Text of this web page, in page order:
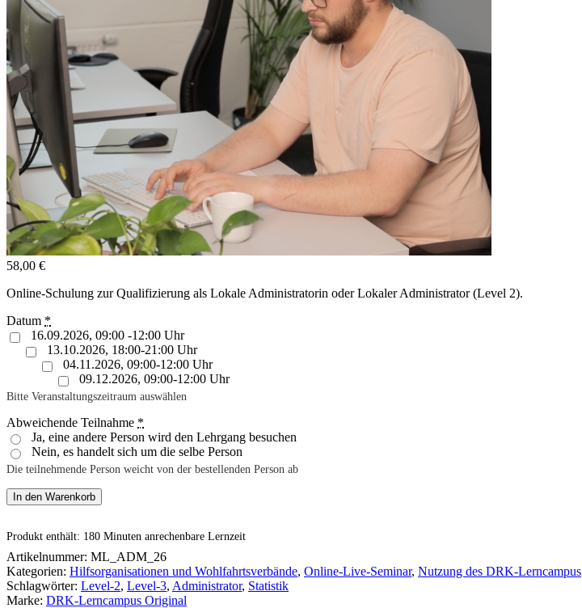
58,00 €
Online-Schulung zur Qualifizierung als Lokale Administratorin oder Lokaler Administrator (Level 2).
Datum *
16.09.2026, 09:00 -12:00 Uhr
13.10.2026, 18:00-21:00 Uhr
04.11.2026, 09:00-12:00 Uhr
09.12.2026, 09:00-12:00 Uhr
Bitte Veranstaltungszeitraum auswählen
Abweichende Teilnahme *
Ja, eine andere Person wird den Lehrgang besuchen
Nein, es handelt sich um die selbe Person
Die teilnehmende Person weicht von der bestellenden Person ab
In den Warenkorb
Produkt enthält: 180 Minuten anrechenbare Lernzeit
Artikelnummer: ML_ADM_26
Kategorien: Hilfsorganisationen und Wohlfahrtsverbände, Online-Live-Seminar, Nutzung des DRK-Lerncampus
Schlagwörter: Level-2, Level-3, Administrator, Statistik
Marke: DRK-Lerncampus Original